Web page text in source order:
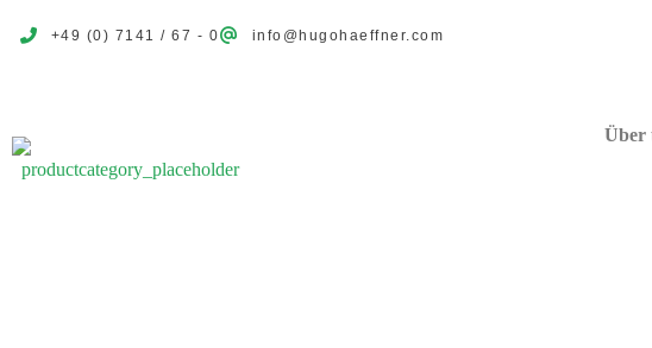
+49 (0) 7141 / 67 - 0 info@hugohaeffner.com
Über